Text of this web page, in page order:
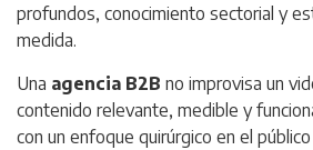
profundos, conocimiento sectorial y
medida.
Una agencia B2B no improvisa un
contenido relevante, medible y
con un enfoque quirúrgico en el